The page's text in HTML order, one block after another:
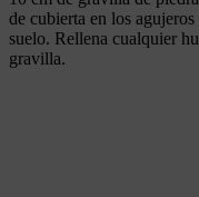
de cubierta en los
suelo. Rellena cualquier
gravilla.